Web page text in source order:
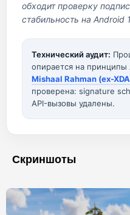
обходит проверку
стабильность на Android
Технический аудит:
опирается на принципы
Mishaal Rahman (ex-
проверена: signature
API-вызовы удалены.
Скриншоты